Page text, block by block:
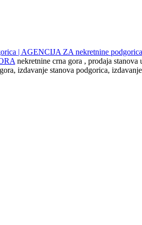
| AGENCIJA ZA nekretnine
nekretnine crna gora , prodaja
izdavanje stanova podgorica,